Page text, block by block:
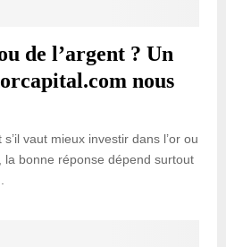
de l’argent ? Un
nous
vaut mieux investir dans l’or ou
la bonne réponse dépend surtout